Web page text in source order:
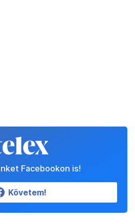
Facebookon is!
Követem!